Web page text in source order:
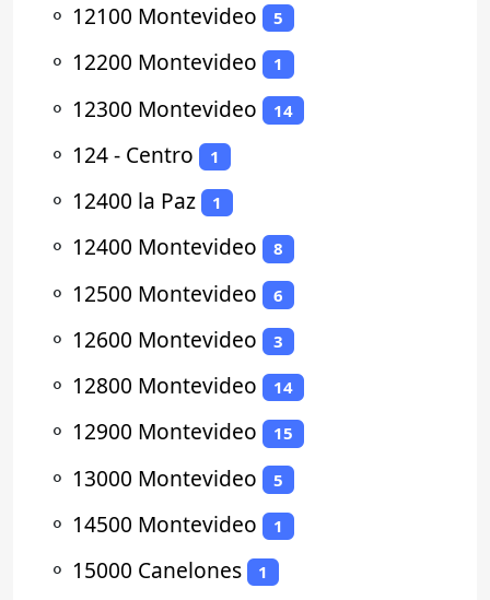
⚬ 12100 Montevideo 5
⚬ 12200 Montevideo 1
⚬ 12300 Montevideo 14
⚬ 124 - Centro 1
⚬ 12400 la Paz 1
⚬ 12400 Montevideo 8
⚬ 12500 Montevideo 6
⚬ 12600 Montevideo 3
⚬ 12800 Montevideo 14
⚬ 12900 Montevideo 15
⚬ 13000 Montevideo 5
⚬ 14500 Montevideo 1
⚬ 15000 Canelones 1